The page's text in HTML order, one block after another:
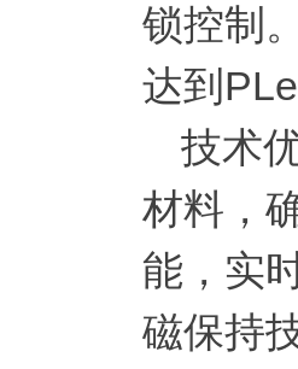
锁控制
达到
技术
材料，
能，实
磁保持